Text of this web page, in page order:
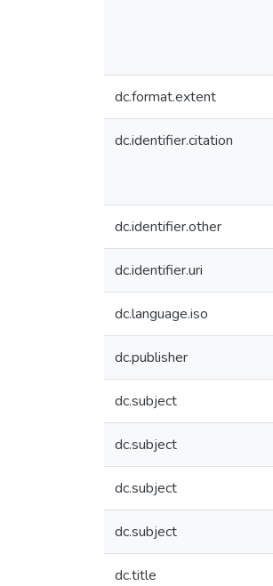
dc.format.extent
dc.identifier.citation
dc.identifier.other
dc.identifier.uri
dc.language.iso
dc.publisher
dc.subject
dc.subject
dc.subject
dc.subject
dc.title